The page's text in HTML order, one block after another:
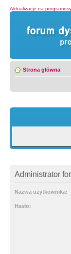
Aktualizacje na
Strona główna
Administrator
Nazwa użytkownika:
Hasło: